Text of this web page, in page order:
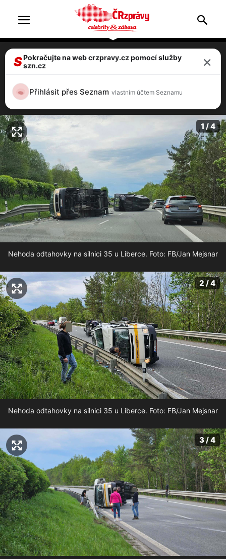
FOTO: Nehoda u Liberce! Bourala
kolony
1 / 4
Nehoda odtahovky na silnici 35 u Liberce. Foto: FB/Jan Mejsnar
2 / 4
Nehoda odtahovky na silnici 35 u Liberce. Foto: FB/Jan Mejsnar
3 / 4
SPokračujte na web crzpravy.cz pomocí služby
szn.cz
×
Přihlásit přes Seznam vlastním účtem Seznamu